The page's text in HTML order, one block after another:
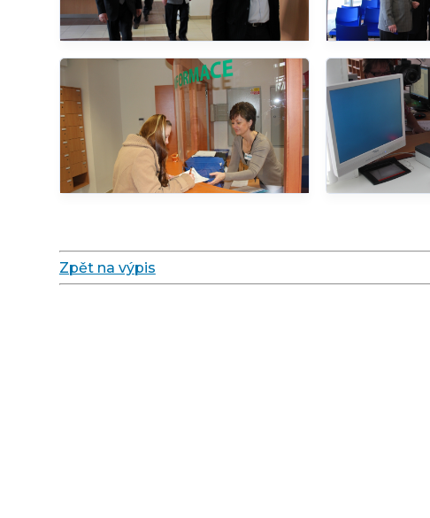
Zpět na výpis